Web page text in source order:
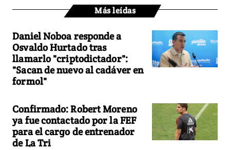
Más leídas
Daniel Noboa responde a
Osvaldo Hurtado tras
llamarlo "criptodictador":
"Sacan de nuevo al cadáver en
formol"
Confirmado: Robert Moreno
ya fue contactado por la FEF
para el cargo de entrenador
de La Tri